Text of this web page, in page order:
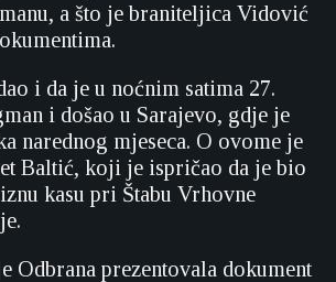
a što je braniteljica Vidović
i da je u noćnim satima 27.
i došao u Sarajevo, gdje je
narednog mjeseca. O ovome je
Baltić, koji je ispričao da je bio
kasu pri Štabu Vrhovne
Odbrana prezentovala dokument